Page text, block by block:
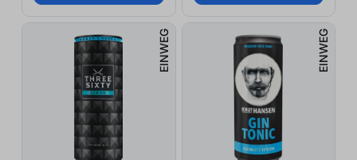
EINWEG EINWEG